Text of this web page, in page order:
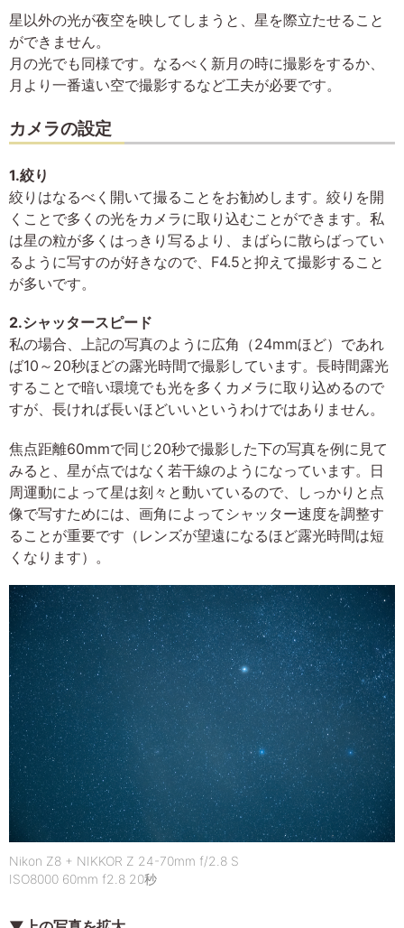
星以外の光が夜空を映してしまうと、星を際立たせること
ができません。
月の光でも同様です。なるべく新月の時に撮影をするか、
月より一番遠い空で撮影するなど工夫が必要です。
カメラの設定
1.絞り
絞りはなるべく開いて撮ることをお勧めします。絞りを開
くことで多くの光をカメラに取り込むことができます。私
は星の粒が多くはっきり写るより、まばらに散らばってい
るように写すのが好きなので、F4.5と抑えて撮影すること
が多いです。
2.シャッタースピード
私の場合、上記の写真のように広角（24mmほど）であれ
ば10～20秒ほどの露光時間で撮影しています。長時間露光
することで暗い環境でも光を多くカメラに取り込めるので
すが、長ければ長いほどいいというわけではありません。
焦点距離60mmで同じ20秒で撮影した下の写真を例に見て
みると、星が点ではなく若干線のようになっています。日
周運動によって星は刻々と動いているので、しっかりと点
像で写すためには、画角によってシャッター速度を調整す
ることが重要です（レンズが望遠になるほど露光時間は短
くなります）。
Nikon Z8 + NIKKOR Z 24-70mm f/2.8 S
ISO8000 60mm f2.8 20秒